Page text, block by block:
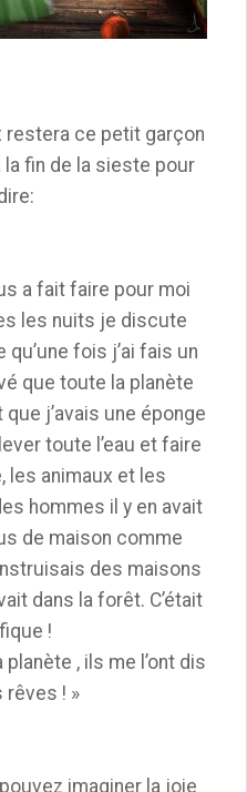
restera ce petit garçon
la fin de la sieste pour
a fait faire pour moi
les nuits je discute
fois j’ai fais un
que toute la planète
j’avais une éponge
toute l’eau et faire
les animaux et les
hommes il y en avait
de maison comme
des maisons
dans la forêt. C’était
!
, ils me l’ont dis
rêves ! »
imaginer la joie